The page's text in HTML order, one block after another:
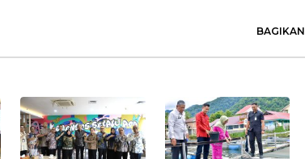
BAGIKAN